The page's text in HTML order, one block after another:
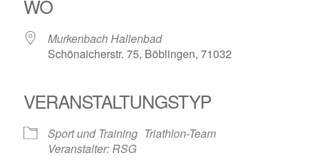
WO
Murkenbach Hallenbad
Schönaicherstr. 75, Böblingen, 71032
VERANSTALTUNGSTYP
Sport und Training Triathlon-Team
Veranstalter: RSG